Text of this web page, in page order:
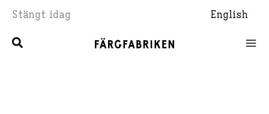
till
innehåll
Stängt idag English